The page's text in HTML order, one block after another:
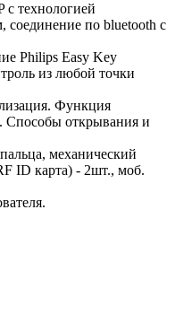
технологией
соединение по bluetooth с
Philips Easy Key
из любой точки
Функция
Способы открывания и
механический
ID карта) - 2шт., моб.